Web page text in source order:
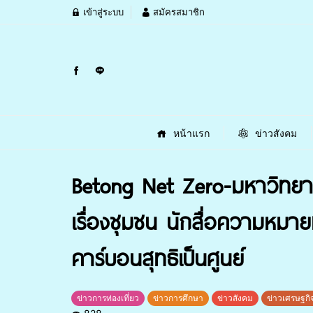
เข้าสู่ระบบ สมัครสมาชิก
หน้าแรก ข่าวสังคม
Betong Net Zero-มหาวิทย
เรื่องชุมชน นักสื่อความหมา
คาร์บอนสุทธิเป็นศูนย์
ข่าวการท่องเที่ยว ข่าวการศึกษา ข่าวสังคม ข่าวเศรษฐกิ